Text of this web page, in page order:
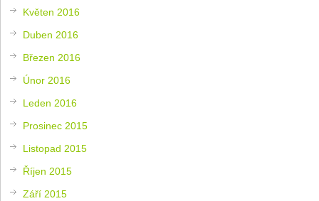
Květen 2016
Duben 2016
Březen 2016
Únor 2016
Leden 2016
Prosinec 2015
Listopad 2015
Říjen 2015
Září 2015